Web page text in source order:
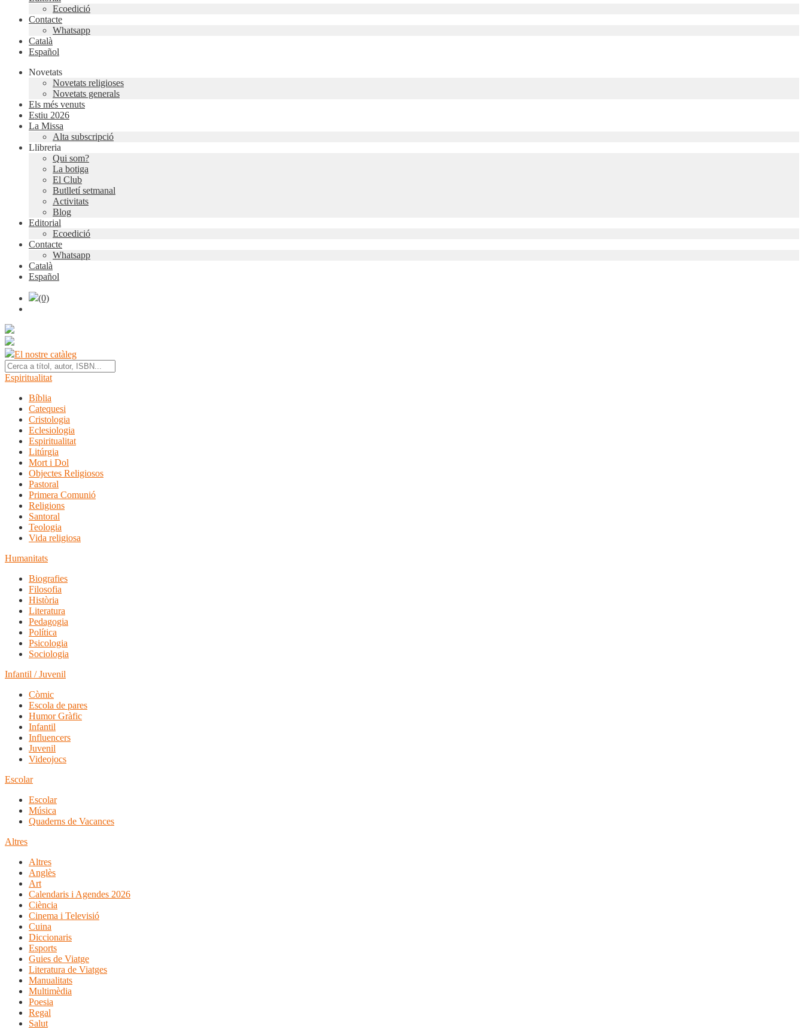
Ecoedició
Contacte
Whatsapp
Català
Español
Novetats
Novetats religioses
Novetats generals
Els més venuts
Estiu 2026
La Missa
Alta subscripció
Llibreria
Qui som?
La botiga
El Club
Butlletí setmanal
Activitats
Blog
Editorial
Ecoedició
Contacte
Whatsapp
Català
Español
(0)
El nostre catàleg
Espiritualitat
Bíblia
Catequesi
Cristologia
Eclesiologia
Espiritualitat
Litúrgia
Mort i Dol
Objectes Religiosos
Pastoral
Primera Comunió
Religions
Santoral
Teologia
Vida religiosa
Humanitats
Biografies
Filosofia
Història
Literatura
Pedagogia
Política
Psicologia
Sociologia
Infantil / Juvenil
Còmic
Escola de pares
Humor Gràfic
Infantil
Influencers
Juvenil
Videojocs
Escolar
Escolar
Música
Quaderns de Vacances
Altres
Altres
Anglès
Art
Calendaris i Agendes 2026
Ciència
Cinema i Televisió
Cuina
Diccionaris
Esports
Guies de Viatge
Literatura de Viatges
Manualitats
Multimèdia
Poesia
Regal
Salut